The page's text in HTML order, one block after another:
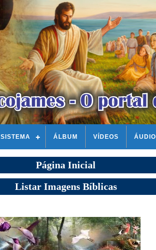
SISTEMA ÁLBUM VÍDEOS ÁUDIO
Página Inicial
Listar Imagens Bíblicas